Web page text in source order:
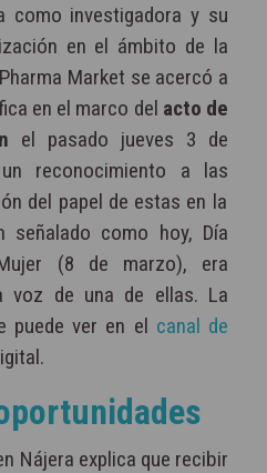
como investigadora y su
en el ámbito de la
Market se acercó a
en el marco del acto de
el pasado jueves 3 de
reconocimiento a las
del papel de estas en la
señalado como hoy, Día
(8 de marzo), era
voz de una de ellas. La
puede ver en el canal de
Nájera explica que recibir